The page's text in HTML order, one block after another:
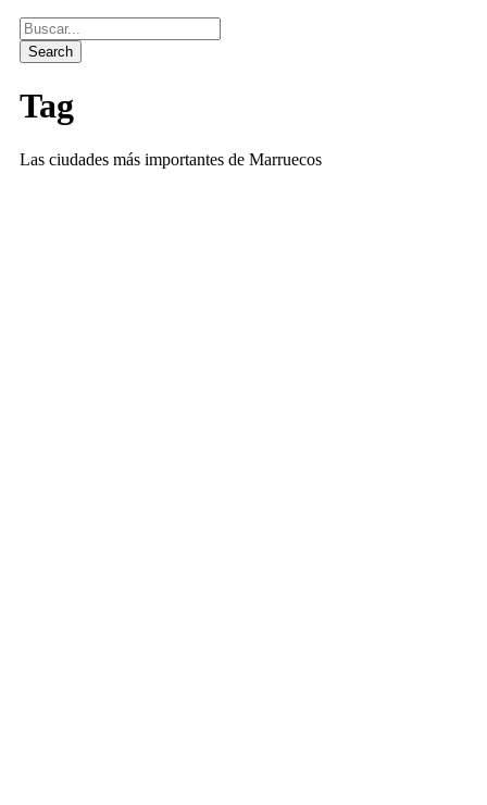
Tag
Las ciudades más importantes de Marruecos